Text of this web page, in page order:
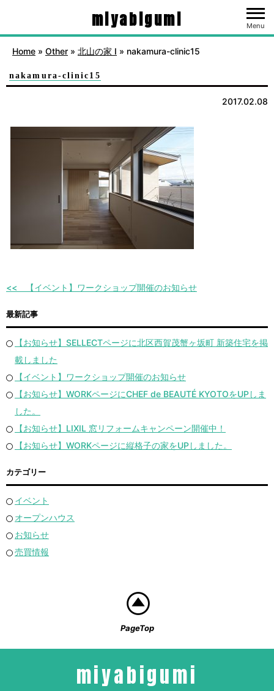
miyabigumi Menu
Home » Other » 北山の家 Ⅰ » nakamura-clinic15
nakamura-clinic15
2017.02.08
【イベント】ワークショップ開催のお知らせ
最新記事
【お知らせ】SELLECTページに北区西賀茂蟹ヶ坂町 新築住宅を掲
載しました
【イベント】ワークショップ開催のお知らせ
【お知らせ】WORKページにCHEF de BEAUTÉ KYOTOをUPしま
した。
【お知らせ】LIXIL 窓リフォームキャンペーン開催中！
【お知らせ】WORKページに縦格子の家をUPしました。
カテゴリー
イベント
オープンハウス
お知らせ
売買情報
PageTop
miyabigumi